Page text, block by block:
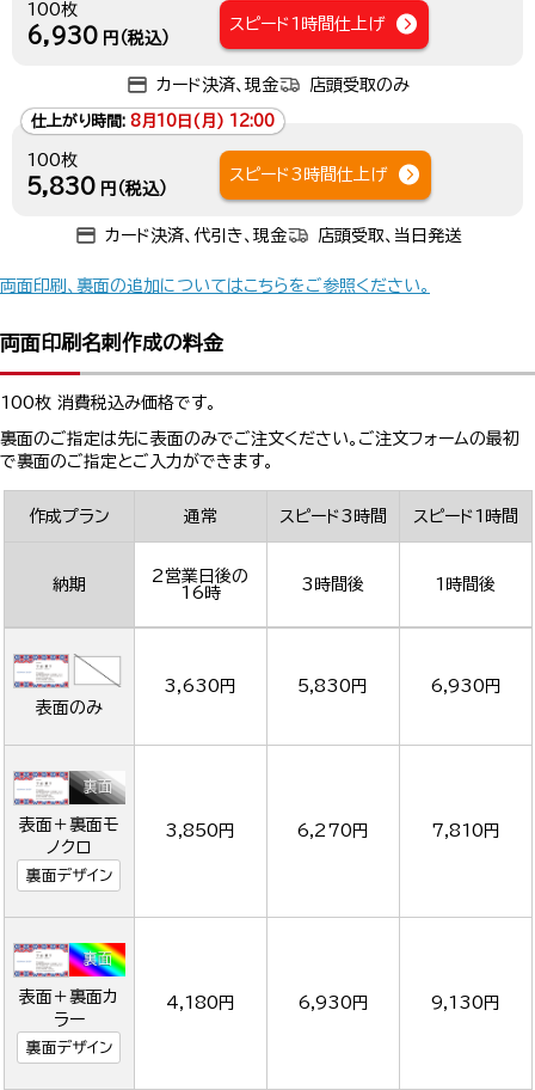
100枚
6,930 円（税込）
スピード1時間仕上げ
カード決済、現金 店頭受取のみ
仕上がり時間: 8月10日(月) 12:00
100枚
5,830 円（税込）
スピード3時間仕上げ
カード決済、代引き、現金 店頭受取、当日発送
両面印刷、裏面の追加についてはこちらをご参照ください。
両面印刷名刺作成の料金
100枚 消費税込み価格です。
裏面のご指定は先に表面のみでご注文ください。ご注文フォームの最初
で裏面のご指定とご入力ができます。
作成プラン 通常 スピード3時間 スピード1時間
納期
2営業日後の
16時
3時間後 1時間後
表面のみ
3,630円 5,830円 6,930円
表面＋裏面モ
ノクロ
裏面デザイン
3,850円 6,270円 7,810円
表面＋裏面カ
ラー
裏面デザイン
4,180円 6,930円 9,130円